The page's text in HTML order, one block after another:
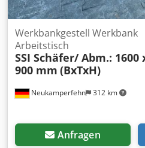
Neukamperfehn 312 km
Werkbankgestell Werkbank
Arbeitstisch
SSI Schäfer/ Abm.: 1600
900 mm (BxTxH)
Anfragen